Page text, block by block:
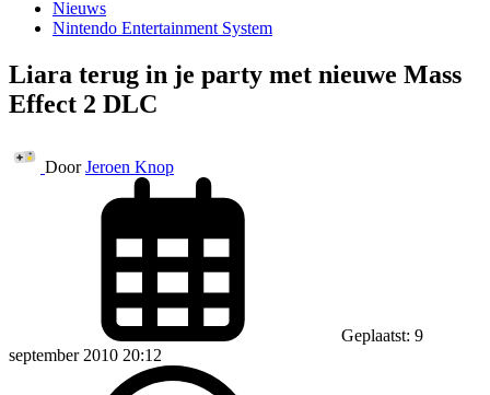
Nieuws
Nintendo Entertainment System
Liara terug in je party met nieuwe Mass
Effect 2 DLC
Door Jeroen Knop
Geplaatst: 9
september 2010 20:12